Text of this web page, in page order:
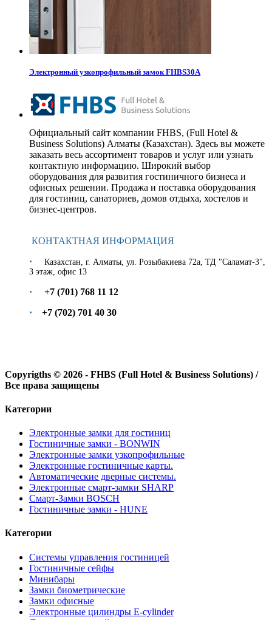
Электронный узкопрофильный замок FHBS30A
Официальный сайт компании FHBS, (Full Hotel &
Business Solutions) Алматы (Казахстан). Здесь вы можете
заказать весь ассортимент товаров и услуг или узнать
контактную информацию. Широкий выбор
оборудования для развития гостиничного бизнеса и
офисных решении. Продажа и поставка оборудования
для гостиниц, санаториев, домов отдыха, хостелов и
бизнес-центров.
КОНТАКТНАЯ ИНФОРМАЦИЯ
·
​Казахстан, г. Алматы, ул. Розыбакиева 72а, ТД "Саламат-3",
3 этаж, офис 13
· +7 (701) 768 11 12
·
+7 (702) 701 40 30
Copyrigths © 2026 - FHBS (Full Hotel & Business Solutions) /
Все права защищены
Категории
Электронные замки для гостиниц
Гостиничные замки - BONWIN
Электронные замки узкопрофильные
Электронные гостиничные карты.
Автоматические дверные системы.
Электронные смарт-замки SHARP
Смарт-Замки BOSCH
Гостиничные замки - HUNE
Категории
Системы управления гостиницей
Гостиничные сейфы
Минибары
Замки биометрические
Замки офисные
Электронные цилиндры E-cylinder